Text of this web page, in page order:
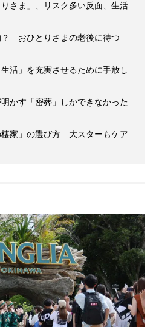
さま」、リスク多い反面、生活
？ おひとりさまの老後に待つ
活」を充実させるために手放し
かす「密葬」しかできなかった
棲家」の選び方 大スターもケア